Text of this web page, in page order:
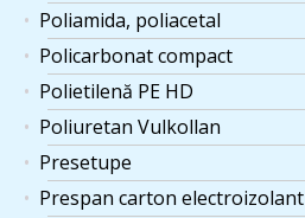
Poliamida, poliacetal
Policarbonat compact
Polietilenă PE HD
Poliuretan Vulkollan
Presetupe
Prespan carton electroizolant